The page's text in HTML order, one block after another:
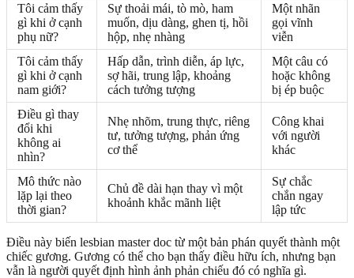
Tôi cảm thấy
gì khi ở cạnh
phụ nữ?
Sự thoải mái, tò mò, ham
muốn, dịu dàng, ghen tị, hồi
hộp, nhẹ nhàng
Một nhãn
gọi vĩnh
viễn
Tôi cảm thấy
gì khi ở cạnh
nam giới?
Hấp dẫn, trình diễn, áp lực,
sợ hãi, trung lập, khoảng
cách tưởng tượng
Một câu có
hoặc không
bị ép buộc
Điều gì thay
đổi khi
không ai
nhìn?
Nhẹ nhõm, trung thực, riêng
tư, tưởng tượng, phản ứng
cơ thể
Công khai
với người
khác
Mô thức nào
lặp lại theo
thời gian?
Chủ đề dài hạn thay vì một
khoảnh khắc mãnh liệt
Sự chắc
chắn ngay
lập tức
Điều này biến lesbian master doc từ một bản phán quyết thành một
chiếc gương. Gương có thể cho bạn thấy điều hữu ích, nhưng bạn
vẫn là người quyết định hình ảnh phản chiếu đó có nghĩa gì.